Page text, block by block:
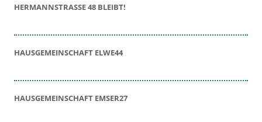
HERMANNSTRASSE 48 BLEIBT!
HAUSGEMEINSCHAFT ELWE44
HAUSGEMEINSCHAFT EMSER27